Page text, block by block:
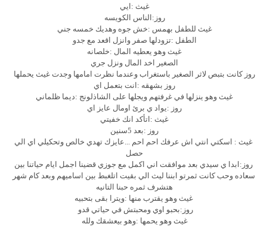
غيث :ايي
روز:الناس الكويسه
غيث للطفل بهمس :خش جوه وهديك خمسه جني
الطفل :تزودلها صفر وانزل اقعد مع جدو
غيث وهو يعطيه المال :خلصانه
الصغير اخد المال ونزل جري
روز كانت بتبص لاثر الصغير باستغراب وعندما نظرت امامها وجدت غيث يحملها
روز بشهقه :انت بتعمل اي
غيث وهو ينزلها في غرفتهم ويجلها على الشاذلونج :ديما ظلماني
روز :يواد ي برئ اومال عايز اي
غيث :اتأكد انك خفيتي
روز :بعد 5سنين
غيث : اسكتي انتي اش عرفك احم احم ...عايزك تهدي خالص وتحكيلي اي الي
حصل
روز:ابدا ي سيدي بعد موافقت اني اكمل مع جوزي قضينا اجمل ايام حياتنا بين
سعاده وحب كانت ثمرتو ابننا ليث الي بقيت اتلغبط بين اساميهم وبعد كام شهر
هتشرف ثمره حبنا التانيه
غيث وهو يقترب منها :ويترا بقى بتحبيه
روز:بحبو اوي ومحبتش في حياتي قدو
غيث وهو يحمها :وهو بيعشقك ولله